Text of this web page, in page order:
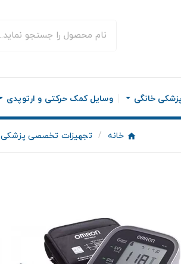
خانگی وسایل کمک حرکتی و ارتوپدی
خانه تجهیزات تخصصی پزشکی